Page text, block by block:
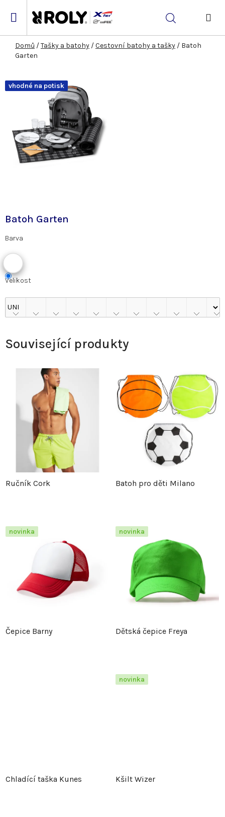
Hledat
Domů /Tašky a batohy /Cestovní batohy a tašky / Batoh
Garten
Batoh Garten
Barva
Velikost
vhodné na potisk
Související produkty
Ručník Cork Batoh pro děti Milano
novinka
Čepice Barny
novinka
Dětská čepice Freya
Chladící taška Kunes
novinka
Kšilt Wizer